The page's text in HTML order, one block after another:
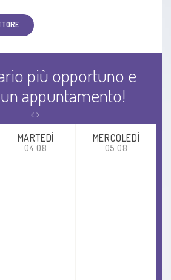
più opportuno e
appuntamento!
MARTEDÌ
04.08
MERCOLEDÌ
05.08